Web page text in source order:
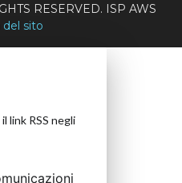
RESERVED. ISP AWS
del sito
link RSS negli